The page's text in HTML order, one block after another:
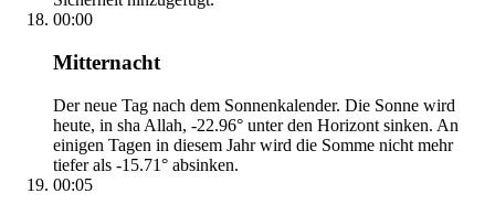
00:00
Mitternacht
Der neue Tag nach dem Sonnenkalender. Die Sonne wird
heute, in sha Allah, -22.96° unter den Horizont sinken. An
einigen Tagen in diesem Jahr wird die Somme nicht mehr
tiefer als -15.71° absinken.
00:05